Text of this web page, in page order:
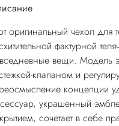
оригинальный чехол для
фактурной
вещи. Модель
клапаном и
концепции
украшенный
сочетает в себе